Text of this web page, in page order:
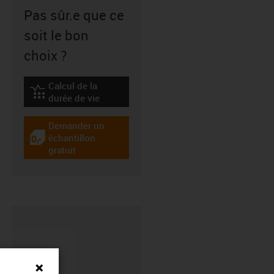
Pas sûr.e que ce
soit le bon
choix ?
igus-icon-lebensdauerrechner
Calcul de la
durée de vie
igus-icon-gratismuster
Demander un
échantillon
gratuit